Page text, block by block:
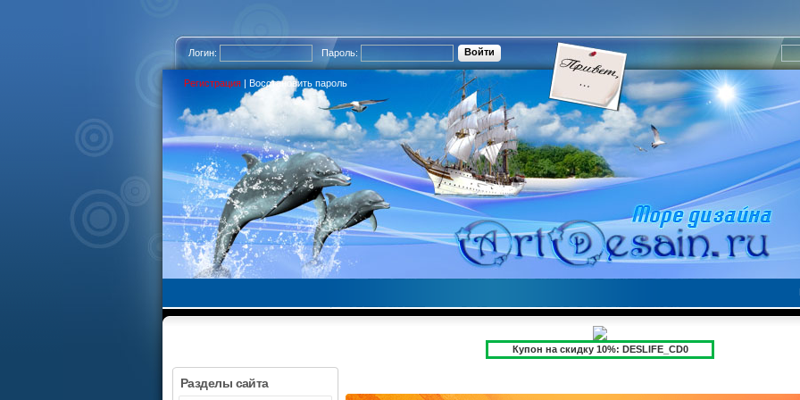
Логин: Пароль:
Регистрация | Восстановить пароль
Купон на скидку 10%: DESLIFE_CD0
Разделы сайта